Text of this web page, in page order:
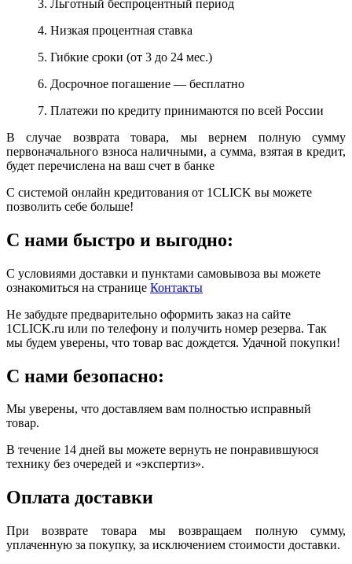
3. Льготный беспроцентный период
4. Низкая процентная ставка
5. Гибкие сроки (от 3 до 24 мес.)
6. Досрочное погашение — бесплатно
7. Платежи по кредиту принимаются по всей России
В случае возврата товара, мы вернем полную сумму
первоначального взноса наличными, а сумма, взятая в кредит,
будет перечислена на ваш счет в банке
С системой онлайн кредитования от 1CLICK вы можете
позволить себе больше!
С нами быстро и выгодно:
С условиями доставки и пунктами самовывоза вы можете
ознакомиться на странице Контакты
Не забудьте предварительно оформить заказ на сайте
1CLICK.ru или по телефону и получить номер резерва. Так
мы будем уверены, что товар вас дождется. Удачной покупки!
С нами безопасно:
Мы уверены, что доставляем вам полностью исправный
товар.
В течение 14 дней вы можете вернуть не понравившуюся
технику без очередей и «экспертиз».
Оплата доставки
При возврате товара мы возвращаем полную сумму,
уплаченную за покупку, за исключением стоимости доставки.